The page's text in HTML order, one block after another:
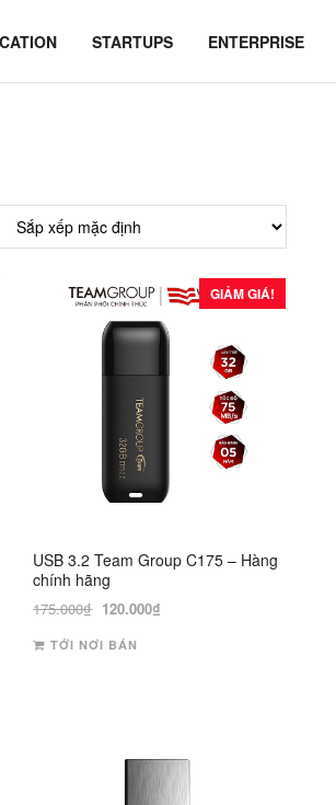
STARTUPS ENTERPRISE
GIẢM GIÁ!
USB 3.2 Team Group C175 – Hàng
chính hãng
175.000₫ Giá
là:
120.000₫
TỚI NƠI BÁN